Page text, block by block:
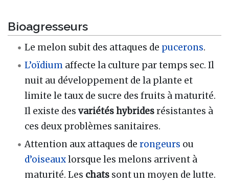
Bioagresseurs
Le melon subit des attaques de pucerons.
L’oïdium affecte la culture par temps sec. Il
nuit au développement de la plante et
limite le taux de sucre des fruits à maturité.
Il existe desvariétés hybridesrésistantes à
ces deux problèmes sanitaires.
Attention aux attaques derongeurs ou
d’oiseauxlorsque les melons arrivent à
maturité. Les chats sont un moyen de lutte.